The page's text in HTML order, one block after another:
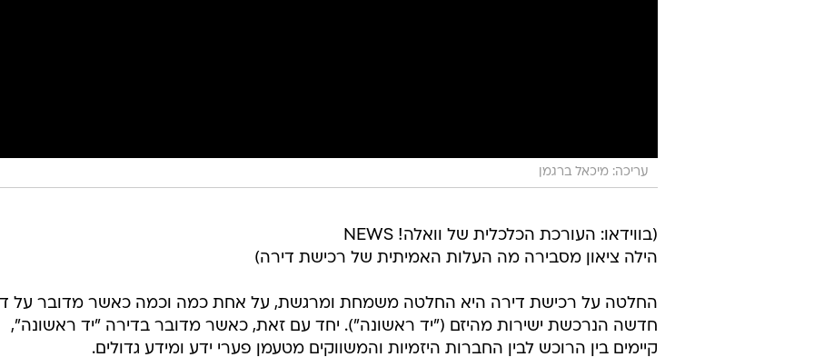
עריכה: מיכאל ברגמן
(בווידאו: העורכת הכלכלית של וואלה! NEWS
הילה ציאון מסבירה מה העלות האמיתית של רכישת דירה)
החלטה על רכישת דירה היא החלטה משמחת ומרגשת, על אחת כמה וכמה כאשר מדובר על
חדשה הנרכשת ישירות מהיזם ("יד ראשונה"). יחד עם זאת, כאשר מדובר בדירה "יד ראשונה",
קיימים בין הרוכש לבין החברות היזמיות והמשווקים מטעמן פערי ידע ומידע גדולים.